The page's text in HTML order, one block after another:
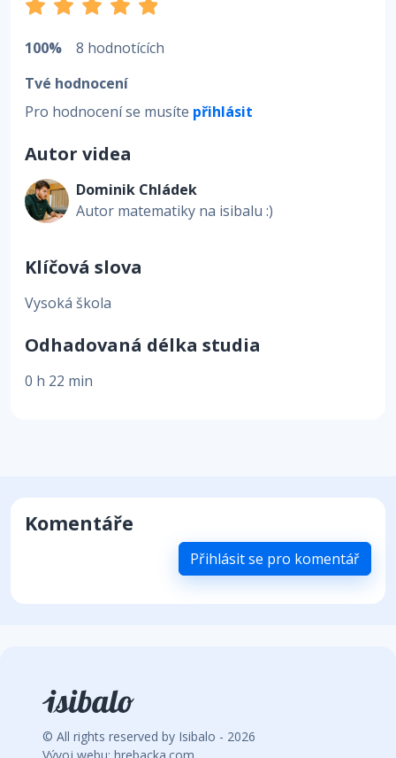
100%
8 hodnotících
Tvé hodnocení
Pro hodnocení se musíte přihlásit
Autor videa
Dominik Chládek
Autor matematiky na isibalu :)
Klíčová slova
Vysoká škola
Odhadovaná délka studia
0 h 22 min
Komentáře
Přihlásit se pro komentář
© All rights reserved by Isibalo - 2026
Vývoj webu: hrebacka.com